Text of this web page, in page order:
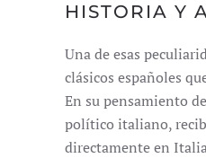
HISTORIA Y
Una de esas
clásicos españoles
En su pensamiento
político italiano,
directamente en